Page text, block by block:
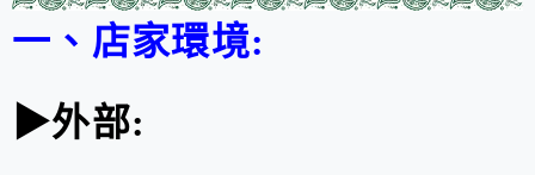
一、店家環境:
▶外部: